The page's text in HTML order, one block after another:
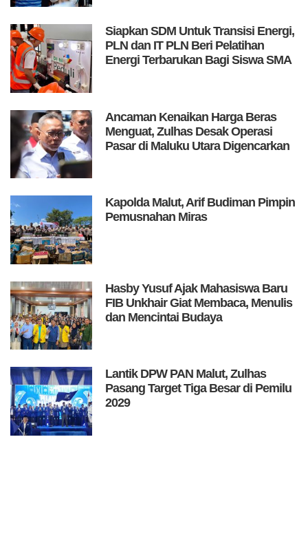
Siapkan SDM Untuk Transisi Energi,
PLN dan IT PLN Beri Pelatihan
Energi Terbarukan Bagi Siswa SMA
Ancaman Kenaikan Harga Beras
Menguat, Zulhas Desak Operasi
Pasar di Maluku Utara Digencarkan
Kapolda Malut, Arif Budiman Pimpin
Pemusnahan Miras
Hasby Yusuf Ajak Mahasiswa Baru
FIB Unkhair Giat Membaca, Menulis
dan Mencintai Budaya
Lantik DPW PAN Malut, Zulhas
Pasang Target Tiga Besar di Pemilu
2029